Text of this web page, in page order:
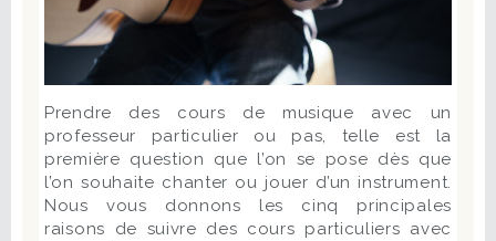
Prendre des cours de musique avec un
professeur particulier ou pas, telle est la
première question que l’on se pose dès que
l’on souhaite chanter ou jouer d’un instrument.
Nous vous donnons les cinq principales
raisons de suivre des cours particuliers avec